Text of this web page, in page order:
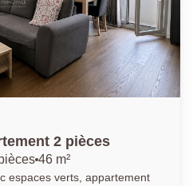
2 pièces
46 m²
espaces verts, appartement